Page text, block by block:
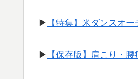
▶︎ 【特集】米ダンスオ
▶︎ 【保存版】肩こり・